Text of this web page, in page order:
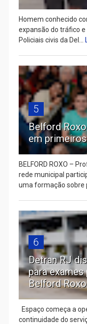
Homem conhecido
expansão do tráfico
Policiais civis da Del...
5
Belford
em
BELFORD ROXO –
rede municipal
uma formação sobre
6
Detran RJ
para
Belford Roxo
Espaço começa a
continuidade do